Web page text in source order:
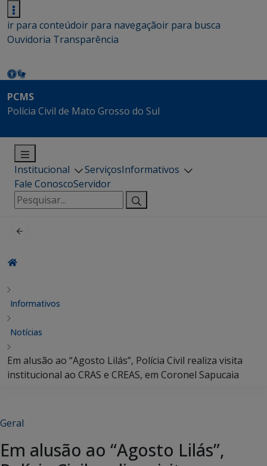
ir para conteúdoir para navegaçãoir para busca
Ouvidoria Transparência
PCMS
Polícia Civil de Mato Grosso do Sul
Institucional ServiçosInformativos
Fale ConoscoServidor
Pesquisar
por:
Informativos
Notícias
Em alusão ao “Agosto Lilás”, Polícia Civil realiza visita
institucional ao CRAS e CREAS, em Coronel Sapucaia
Geral
Em alusão ao “Agosto Lilás”,